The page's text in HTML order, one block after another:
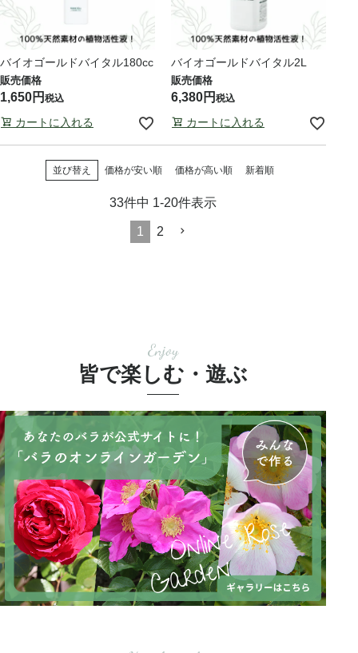
バイオゴールドバイタル180cc
1,650 税込
カートに入れる
バイオゴールドバイタル2L
6,380 税込
カートに入れる
並び替え 価格が安い順 価格が高い順 新着順
33件中 1-20件表示
1 2
Enjoy
皆で楽しむ・遊ぶ